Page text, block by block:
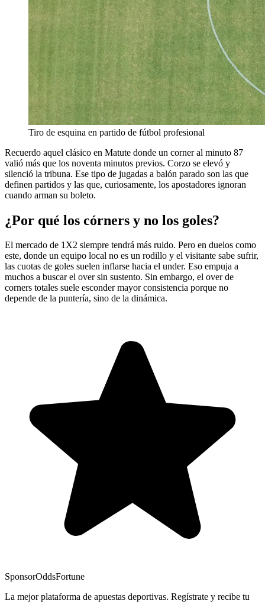
Tiro de esquina en partido de fútbol profesional
Recuerdo aquel clásico en Matute donde un corner al minuto 87
valió más que los noventa minutos previos. Corzo se elevó y
silenció la tribuna. Ese tipo de jugadas a balón parado son las que
definen partidos y las que, curiosamente, los apostadores ignoran
cuando arman su boleto.
¿Por qué los córners y no los goles?
El mercado de 1X2 siempre tendrá más ruido. Pero en duelos como
este, donde un equipo local no es un rodillo y el visitante sabe sufrir,
las cuotas de goles suelen inflarse hacia el under. Eso empuja a
muchos a buscar el over sin sustento. Sin embargo, el over de
corners totales suele esconder mayor consistencia porque no
depende de la puntería, sino de la dinámica.
SponsorOddsFortune
La mejor plataforma de apuestas deportivas. Regístrate y recibe tu